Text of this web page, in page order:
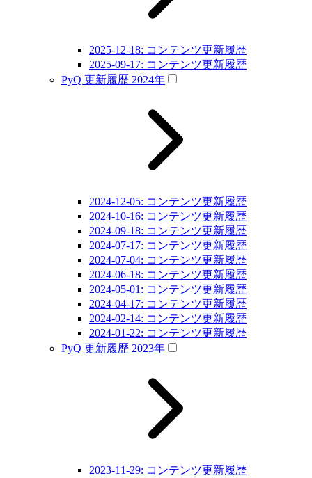
2025-12-18: コンテンツ更新履歴
2025-09-17: コンテンツ更新履歴
PyQ 更新履歴 2024年
2024-12-05: コンテンツ更新履歴
2024-10-16: コンテンツ更新履歴
2024-09-18: コンテンツ更新履歴
2024-07-17: コンテンツ更新履歴
2024-07-04: コンテンツ更新履歴
2024-06-18: コンテンツ更新履歴
2024-05-01: コンテンツ更新履歴
2024-04-17: コンテンツ更新履歴
2024-02-14: コンテンツ更新履歴
2024-01-22: コンテンツ更新履歴
PyQ 更新履歴 2023年
2023-11-29: コンテンツ更新履歴